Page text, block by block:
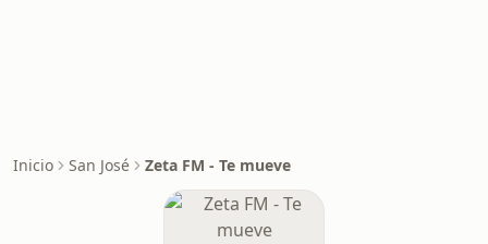
Inicio San José Zeta FM - Te mueve